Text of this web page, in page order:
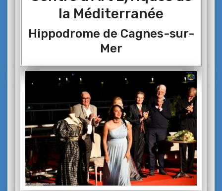
la Méditerranée
Hippodrome de Cagnes-sur-
Mer